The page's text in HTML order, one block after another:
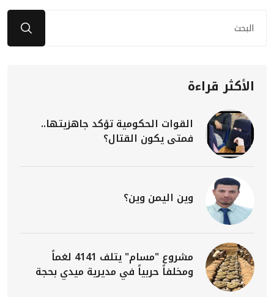
الأكثر قراءة
القوات الحكومية تؤكد جاهزيتها..
فمتى يكون القتال؟
وين اليمن وين؟
مشروع "مسام" يتلف 4141 لغماً
ومخلفاً حربياً في مديرية ميدي بحجة